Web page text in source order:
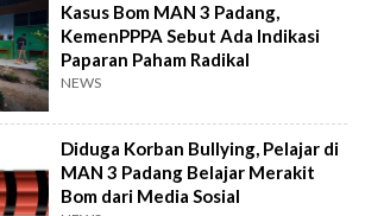
Kasus Bom MAN 3 Padang,
KemenPPPA Sebut Ada Indikasi
Paparan Paham Radikal
NEWS
Diduga Korban Bullying, Pelajar di
MAN 3 Padang Belajar Merakit
Bom dari Media Sosial